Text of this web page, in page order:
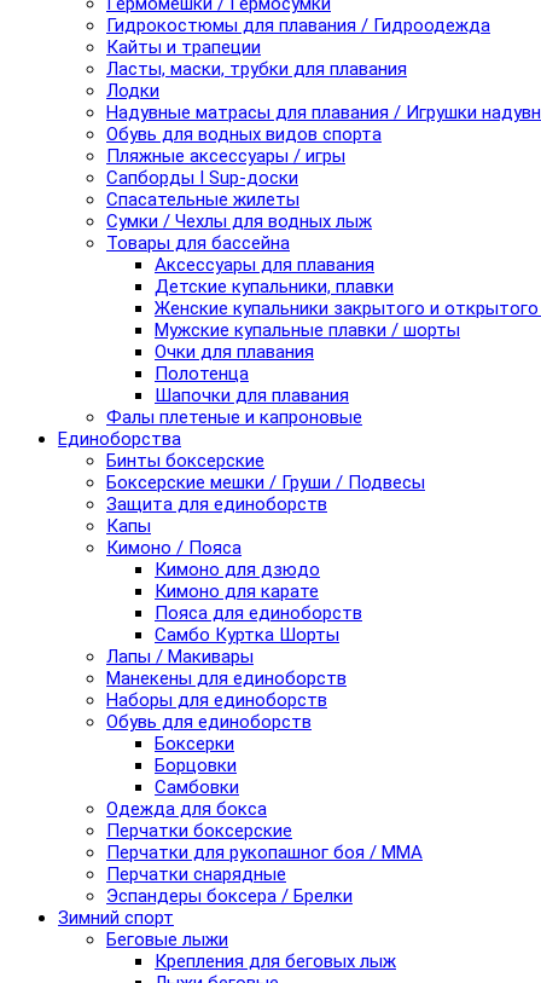
Гидрокостюмы для плавания / Гидроодежда
Кайты и трапеции
Ласты, маски, трубки для плавания
Лодки
Надувные матрасы для плавания / Игрушки
Обувь для водных видов спорта
Пляжные аксессуары / игры
Сапборды I Sup-доски
Спасательные жилеты
Сумки / Чехлы для водных лыж
Товары для бассейна
Аксессуары для плавания
Детские купальники, плавки
Женские купальники закрытого и
Мужские купальные плавки / шорты
Очки для плавания
Полотенца
Шапочки для плавания
Фалы плетеные и капроновые
Единоборства
Бинты боксерские
Боксерские мешки / Груши / Подвесы
Защита для единоборств
Капы
Кимоно / Пояса
Кимоно для дзюдо
Кимоно для карате
Пояса для единоборств
Самбо Куртка Шорты
Лапы / Макивары
Манекены для единоборств
Наборы для единоборств
Обувь для единоборств
Боксерки
Борцовки
Самбовки
Одежда для бокса
Перчатки боксерские
Перчатки для рукопашног боя / ММА
Перчатки снарядные
Эспандеры боксера / Брелки
Зимний спорт
Беговые лыжи
Крепления для беговых лыж